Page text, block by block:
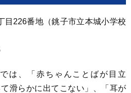
目226番地（銚子市立本城小学校
は、「赤ちゃんことばが目立
滑らかに出てこない」、「耳が